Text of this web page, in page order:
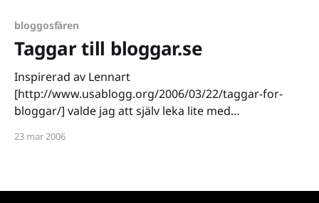
bloggosfären
Taggar till bloggar.se
Inspirerad av Lennart
[http://www.usablogg.org/2006/03/22/taggar-for-
bloggar/] valde jag att själv leka lite med
[http://www.broobles.com/scripts/simpletags/] och
fungerat ihop med Technorati [http:
23 mar 2006